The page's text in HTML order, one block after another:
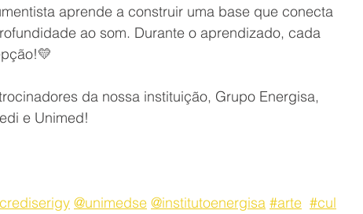
aprende a construir uma base que conecta
ao som. Durante o aprendizado, cada
da nossa instituição, Grupo Energisa,
e Unimed!
@unimedse @institutoenergisa #arte #cul